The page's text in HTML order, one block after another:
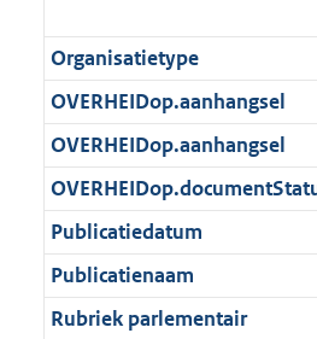
Organisatietype
OVERHEIDop.aanhangsel
OVERHEIDop.aanhangsel
Publicatiedatum
Publicatienaam
Rubriek parlementair